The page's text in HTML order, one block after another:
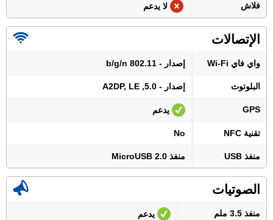
فلاش لا يدعم
الإتصالات
واي فاي Wi-Fi إصدار - 802.11 b/g/n
البلوتوث إصدار - 5.0, A2DP, LE
GPS يدعم
تقنية NFC No
منفذ USB منفذ MicroUSB 2.0
الصوتيات
منفذ 3.5 ملم يدعم